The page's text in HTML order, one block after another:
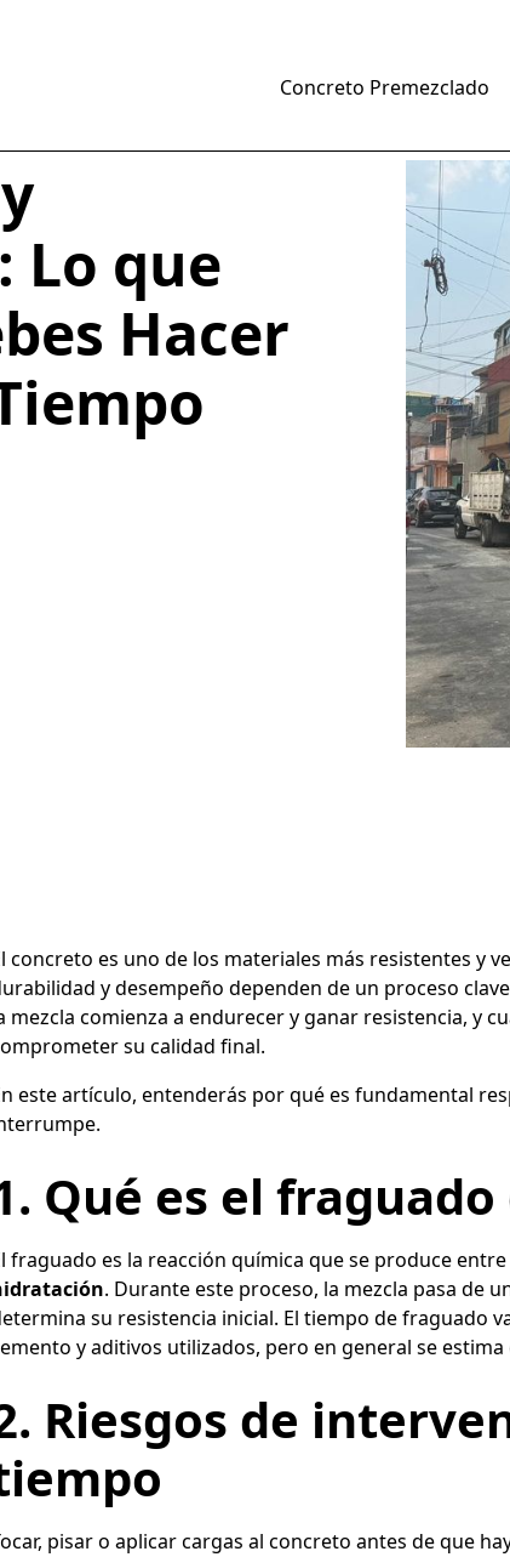
Concreto Premezclado
Lo que
Hacer
concreto es uno de los materiales más resistentes y
y desempeño dependen de un proceso
mezcla comienza a endurecer y ganar resistencia, y
su calidad final.
este artículo, entenderás por qué es fundamental
Qué es el
fraguado es la reacción química que se produce
. Durante este proceso, la mezcla pasa de
su resistencia inicial. El tiempo de fraguado
y aditivos utilizados, pero en general se
Riesgos de
pisar o aplicar cargas al concreto antes de que